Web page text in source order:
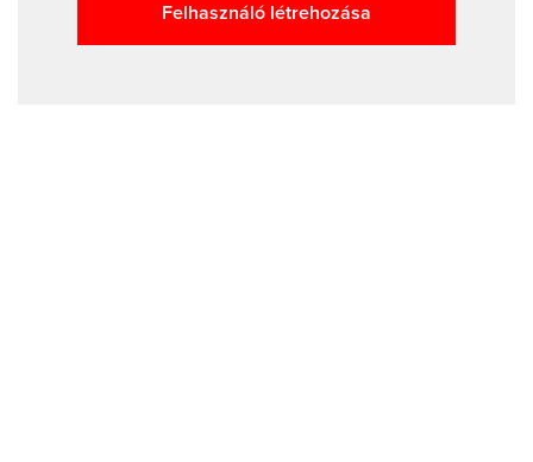
Felhasználó létrehozása